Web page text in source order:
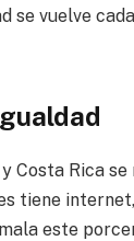
se vuelve
Costa Rica
tiene
este